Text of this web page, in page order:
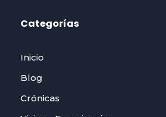
Categorías
Inicio
Blog
Crónicas